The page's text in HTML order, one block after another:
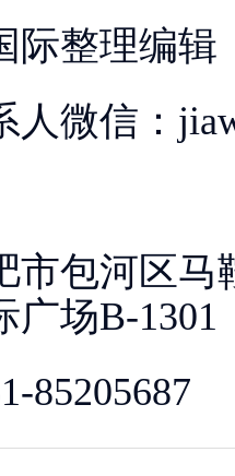
际整理编辑
微信：
市包河区
广场B-1301
85205687